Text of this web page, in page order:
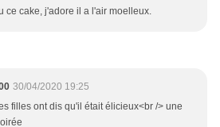
ce cake, j'adore il a l'air moelleux.
30/04/2020 19:25
filles ont dis qu'il était élicieux<br /> une